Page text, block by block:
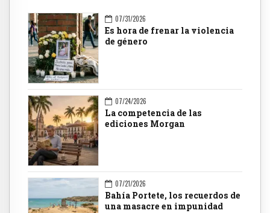
07/31/2026
Es hora de frenar la violencia
de género
07/24/2026
La competencia de las
ediciones Morgan
07/21/2026
Bahía Portete, los recuerdos de
una masacre en impunidad